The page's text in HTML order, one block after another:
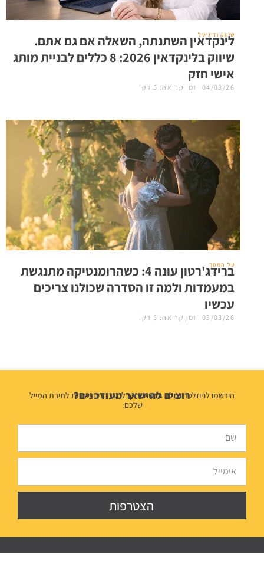
שיווק ודיגיטל
לינקדאין השתנתה, השאלה אם גם אתם.
שיווק בלינקדאין 2026: 8 כללים לבניית מותג
אישי חזק
04/03/26 זמן קריאה: 5 דק'
על המסך
ברידג'רטון עונה 4: כשהרומנטיקה מתנגשת
במעמדות ולמה זו הסדרה שכולנו צריכים
עכשיו
03/03/26 זמן קריאה: 5 דק'
רוצים להישאר מעודכנים?הירשמו לניוזלטרנמלה ברשתותקבלו עדכונים ישירות לתיבת המייל
שלכם:
הצטרפות